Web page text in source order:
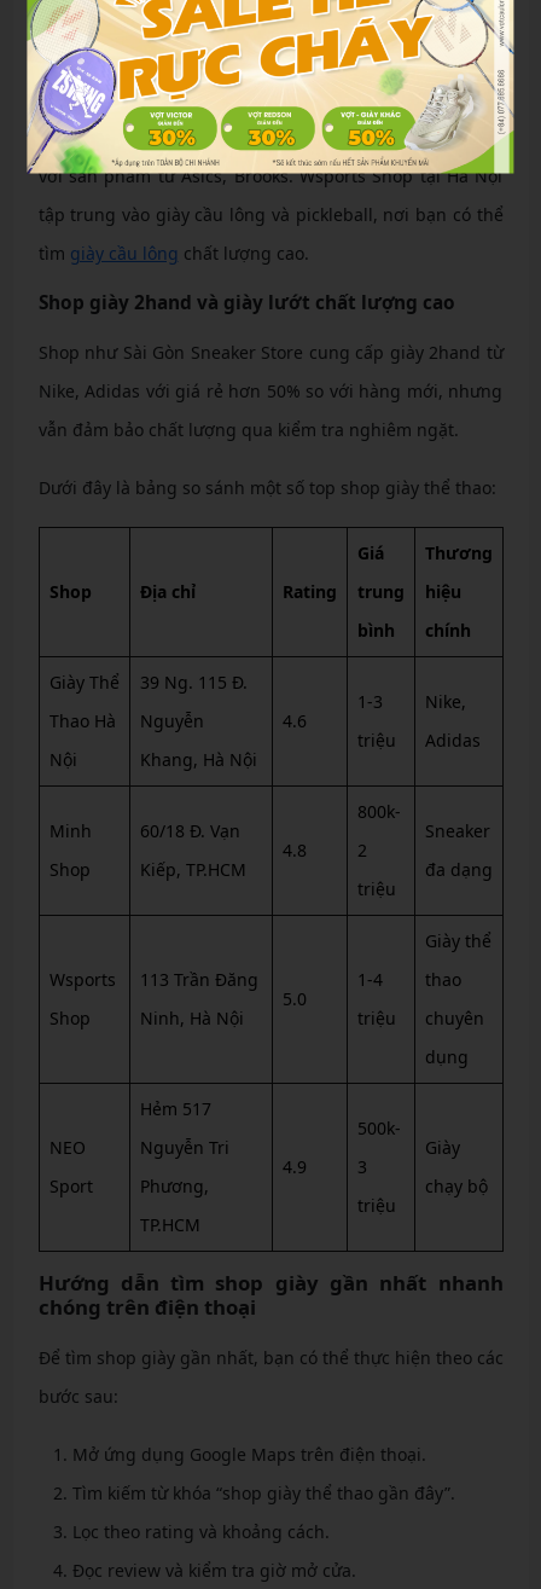
bền bỉ, phù hợp cho học sinh, sinh viên.
Địa chỉ chuyên giày chạy bộ và tập Gym chuyên
dụng
NEO Sport tại TP.HCM chuyên giày bóng đá và chạy bộ,
với sản phẩm từ Asics, Brooks. Wsports Shop tại Hà Nội
tập trung vào giày cầu lông và pickleball, nơi bạn có thể
tìm giày cầu lông chất lượng cao.
Shop giày 2hand và giày lướt chất lượng cao
Shop như Sài Gòn Sneaker Store cung cấp giày 2hand từ
Nike, Adidas với giá rẻ hơn 50% so với hàng mới, nhưng
vẫn đảm bảo chất lượng qua kiểm tra nghiêm ngặt.
Dưới đây là bảng so sánh một số top shop giày thể thao:
Shop Địa chỉ Rating
Giá
trung
bình
Thương
hiệu
chính
Giày Thể
Thao Hà
Nội
39 Ng. 115 Đ.
Nguyễn
Khang, Hà Nội
4.6
1-3
triệu
Nike,
Adidas
Minh
Shop
60/18 Đ. Vạn
Kiếp, TP.HCM
4.8
800k-
2
triệu
Sneaker
đa dạng
Wsports
Shop
113 Trần Đăng
Ninh, Hà Nội
5.0
1-4
triệu
Giày thể
thao
chuyên
dụng
NEO
Sport
Hẻm 517
Nguyễn Tri
Phương,
TP.HCM
4.9
500k-
3
triệu
Giày
chạy bộ
Hướng dẫn tìm shop giày gần nhất nhanh
chóng trên điện thoại
Để tìm shop giày gần nhất, bạn có thể thực hiện theo các
bước sau:
Mở ứng dụng Google Maps trên điện thoại.
Tìm kiếm từ khóa “shop giày thể thao gần đây”.
Lọc theo rating và khoảng cách.
Đọc review và kiểm tra giờ mở cửa.